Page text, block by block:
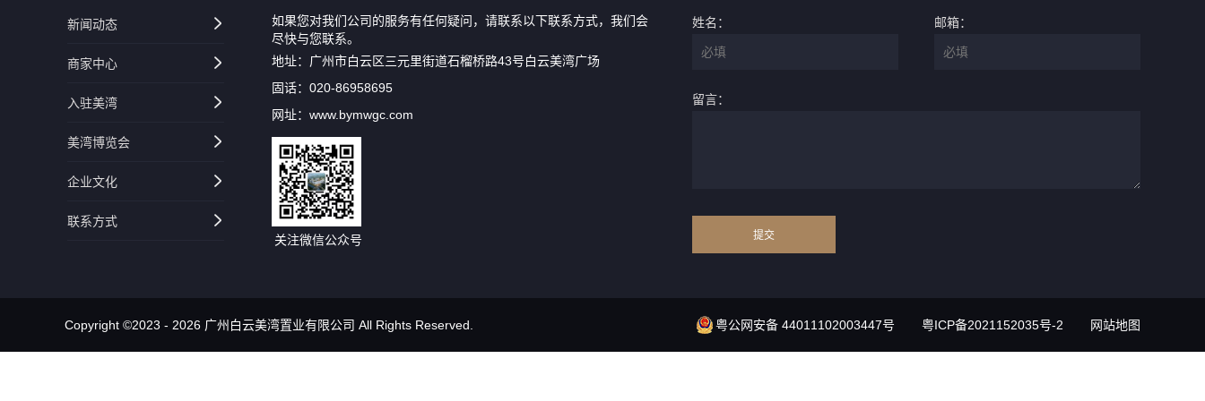
新闻动态
商家中心
入驻美湾
美湾博览会
企业文化
联系方式
如果您对我们公司的服务有任何疑问，请联系以下联系方式，我们会
尽快与您联系。
地址：广州市白云区三元里街道石榴桥路43号白云美湾广场
固话：020-86958695
网址：www.bymwgc.com
关注微信公众号
姓名： 邮箱：
留言：
Copyright ©2023 - 2026 广州白云美湾置业有限公司 All Rights Reserved. 网站地图
粤ICP备2021152035号-2
粤公网安备 44011102003447号